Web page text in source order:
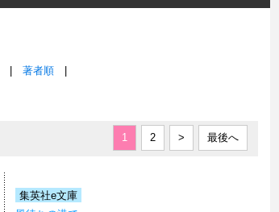
著者順
1 2 > 最後へ
集英社e文庫